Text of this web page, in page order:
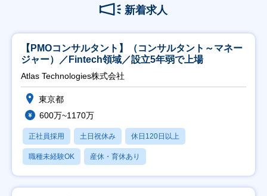
新着求人
【PMOコンサルタント】（コンサルタント～マネー
ジャー）／Fintech領域／設立5年弱で上場
Atlas Technologies株式会社
東京都
600万~1170万
正社員採用 土日祝休み 休日120日以上
職種未経験OK 産休・育休あり